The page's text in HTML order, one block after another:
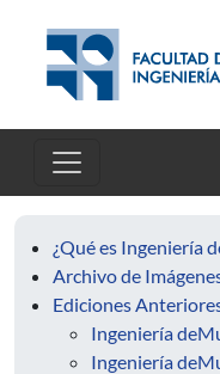
¿Qué es Ingeniería
Archivo de
Ediciones
Ingeniería
Ingeniería